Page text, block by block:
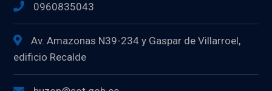
0960835043
Av. Amazonas N39-234 y Gaspar de Villarroel,
edificio Recalde